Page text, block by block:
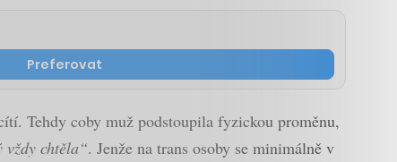
Preferovat
Tehdy coby muž podstoupila fyzickou proměnu,
chtěla“. Jenže na trans osoby se minimálně v